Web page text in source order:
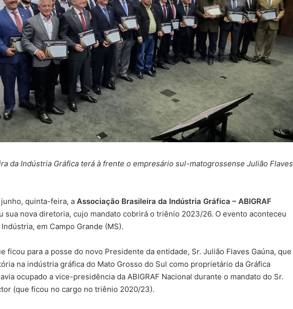
da Indústria Gráfica terá à frente o empresário sul-matogrossense Julião Flaves
quinta-feira, a Associação Brasileira da Indústria Gráfica – ABIGRAF
sua nova diretoria, cujo mandato cobrirá o triênio 2023/26. O evento aconteceu
em Campo Grande (MS).
ficou para a posse do novo Presidente da entidade, Sr. Julião Flaves Gaúna, que
na indústria gráfica do Mato Grosso do Sul como proprietário da Gráfica
ocupado a vice-presidência da ABIGRAF Nacional durante o mandato do Sr.
(que ficou no cargo no triênio 2020/23).